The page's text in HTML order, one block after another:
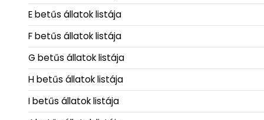
E betűs állatok listája
F betűs állatok listája
G betűs állatok listája
H betűs állatok listája
I betűs állatok listája